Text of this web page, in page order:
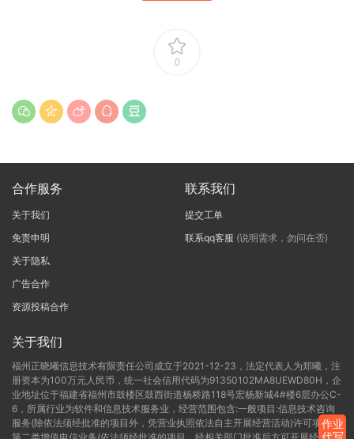
0
合作服务
关于我们
免责申明
关于隐私
广告合作
资源投稿合作
联系我们
提交工单
联系qq客服 (说明需求，勿问在否)
关于我们
福州正晓曦信息技术有限责任公司成立于2021-12-23，法定代表人为郑曦，注
册资本为100万元人民币，统一社会信用代码为91350102MA8UEWD80H，企
业地址位于福建省福州市鼓楼区鼓西街道杨桥路118号宏杨新城4#楼6层办公C-
6，所属行业为软件和信息技术服务业，经营范围包含:一般项目:信息技术咨询
服务(除依法须经批准的项目外，凭营业执照依法自主开展经营活动)许可项目:作业
代写